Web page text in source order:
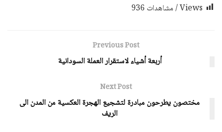
Views / مشاهدات
936
Previous Post
أربعة أشياء لاستقرار العملة السودانية
Next Post
مختصون يطرحون مبادرة لتشجيع الهجرة العكسية من المدن الى
الريف